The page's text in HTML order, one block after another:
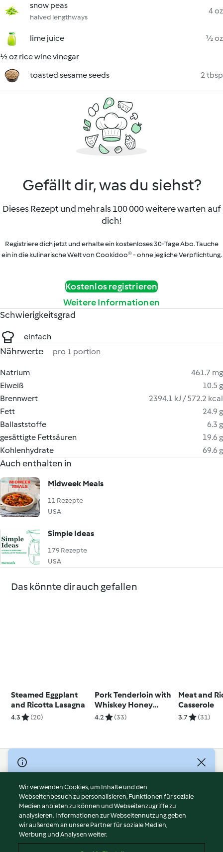
snow peas
halved lengthways
4 oz
lime juice
½ oz
½ oz rice wine vinegar
toasted sesame seeds
2 tbsp
Gefällt dir, was du siehst?
Dieses Rezept und mehr als 100 000 weitere warten auf
dich!
Registriere dich jetzt und erhalte ein kostenloses 30-Tage Abo. Tauche
ein in die kulinarische Welt von Cookidoo® - ohne jegliche Verpflichtung.
Kostenlos registrieren
Weitere Informationen
Schwierigkeitsgrad
einfach
Nährwerte pro 1 portion
Natrium
461.7 mg
Eiweiß
10.5 g
Brennwert
2394.1 kJ / 572.2 kcal
Fett
24.9 g
Ballaststoffe
6.3 g
gesättigte Fettsäuren
19.6 g
Kohlenhydrate
69.6 g
Auch enthalten in
Midweek Meals
11 Rezepte
USA
Simple Ideas
179 Rezepte
USA
Das könnte dir auch gefallen
Steamed Eggplant
and Ricotta Lasagna
4.3 (20)
Pork Tenderloin with
Whiskey Honey
Sauce
4.2 (33)
Meat and
Casserole
3.7 (31)
© Copyright 2026
Nutzungsbedingungen
Datenschutzrichtlinien
Disclaimer
Impressum
Cookies
Wir verwenden Cookies, um Inhalte und den
Webseitenbesuch zu personalisieren, Funktionen für soziale
Medien anbieten zu können und Webseitenzugriffe zu
analysieren. Informationen zur Webseitennutzung geben
wir außerdem an unsere Partner für soziale Medien,
Werbung und Analysen weiter.